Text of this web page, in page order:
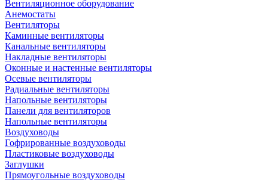
Вентиляционное оборудование
Анемостаты
Вентиляторы
Каминные вентиляторы
Канальные вентиляторы
Накладные вентиляторы
Оконные и настенные вентиляторы
Осевые вентиляторы
Радиальные вентиляторы
Напольные вентиляторы
Панели для вентиляторов
Напольные вентиляторы
Воздуховоды
Гофрированные воздуховоды
Пластиковые воздуховоды
Заглушки
Прямоугольные воздуховоды